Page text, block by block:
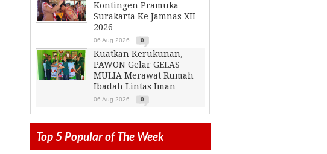
Kontingen Pramuka
Surakarta Ke Jamnas XII
2026
06 Aug 2026 0
Kuatkan Kerukunan,
PAWON Gelar GELAS
MULIA Merawat Rumah
Ibadah Lintas Iman
06 Aug 2026 0
Top 5 Popular of The Week